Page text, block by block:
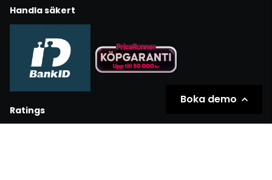
Handla säkert
Ratings
Boka demo